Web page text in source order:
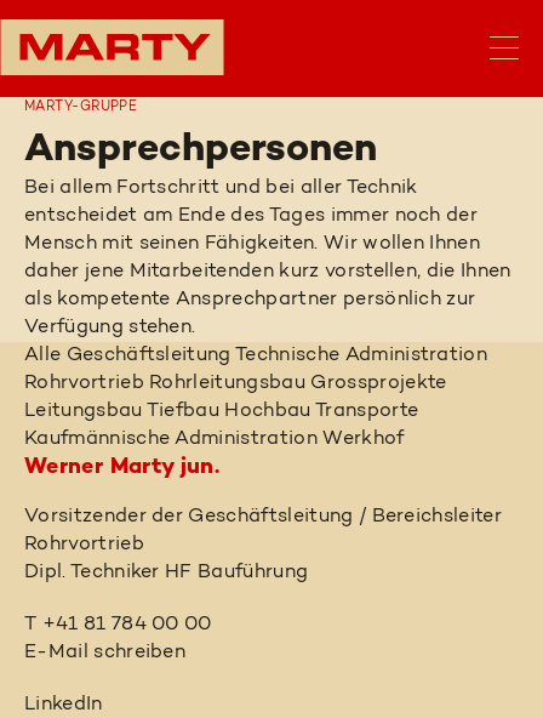
MARTY-GRUPPE
Ansprechpersonen
Bei allem Fortschritt und bei aller Technik
entscheidet am Ende des Tages immer noch der
Mensch mit seinen Fähigkeiten. Wir wollen Ihnen
daher jene Mitarbeitenden kurz vorstellen, die Ihnen
als kompetente Ansprechpartner persönlich zur
Verfügung stehen.
Alle Geschäftsleitung Technische Administration
Rohrvortrieb Rohrleitungsbau Grossprojekte
Leitungsbau Tiefbau Hochbau Transporte
Kaufmännische Administration Werkhof
Werner Marty jun.
Vorsitzender der Geschäftsleitung / Bereichsleiter
Rohrvortrieb
Dipl. Techniker HF Bauführung
T +41 81 784 00 00
E-Mail schreiben
LinkedIn